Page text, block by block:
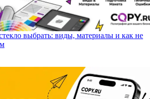
выбрать: виды, материалы и как не